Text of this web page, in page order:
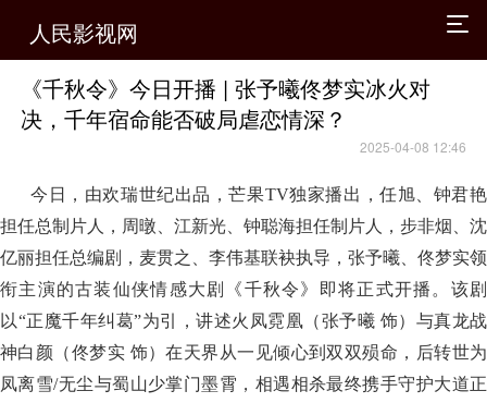
人民影视网
《千秋令》今日开播 | 张予曦佟梦实冰火对
决，千年宿命能否破局虐恋情深？
2025-04-08 12:46
今日，由欢瑞世纪出品，芒果TV独家播出，任旭、钟君艳
担任总制片人，周暾、江新光、钟聪海担任制片人，步非烟、沈
亿丽担任总编剧，麦贯之、李伟基联袂执导，张予曦、佟梦实领
衔主演的古装仙侠情感大剧《千秋令》即将正式开播。该剧
以“正魔千年纠葛”为引，讲述火凤霓凰（张予曦 饰）与真龙战
神白颜（佟梦实 饰）在天界从一见倾心到双双殒命，后转世为
凤离雪/无尘与蜀山少掌门墨霄，相遇相杀最终携手守护大道正